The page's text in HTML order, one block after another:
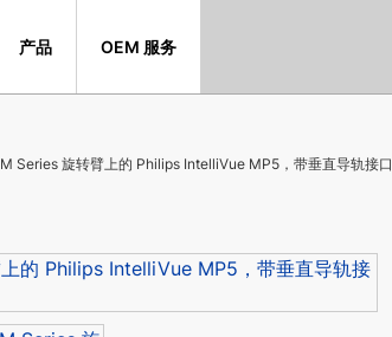
产品 OEM 服务
M Series 旋转臂上的 Philips IntelliVue MP5，带垂直导轨接口